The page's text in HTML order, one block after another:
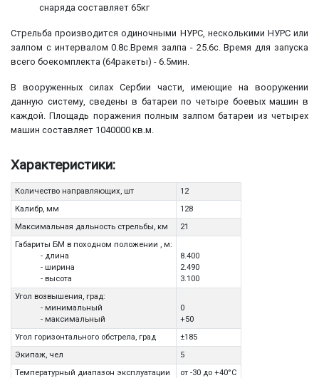
снаряда составляет 65кг
Стрельба производится одиночными НУРС, несколькими НУРС или
залпом с интервалом 0.8с.Время залпа - 25.6с. Время для запуска
всего боекомплекта (64ракеты) - 6.5мин.
В вооруженных силах Сербии части, имеющие на вооружении
данную систему, сведены в батареи по четыре боевых машин в
каждой. Площадь поражения полным залпом батареи из четырех
машин составляет 1040000 кв.м.
Характеристики:
Количество направляющих, шт
12
Калибр, мм
128
Максимальная дальность стрельбы, км
21
Габариты БМ в походном положении , м:
- длина
- ширина
- высота
8.400
2.490
3.100
Угол возвышения, град:
- минимальный
- максимальный
0
+50
Угол горизонтального обстрела, град
±185
Экипаж, чел
5
Температурный диапазон эксплуатации
от -30 до +40°C